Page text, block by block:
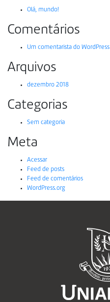
Olá, mundo!
Comentários
Um comentarista do WordPress
Arquivos
dezembro 2018
Categorias
Sem categoria
Meta
Acessar
Feed de posts
Feed de comentários
WordPress.org